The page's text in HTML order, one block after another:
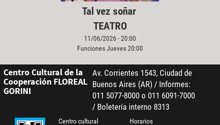
Tal vez soñar
TEATRO
11/06/2026 - 20:00
Funciones Jueves 20:00
Centro Cultural de la
Cooperación FLOREAL
GORINI
Av. Corrientes 1543, Ciudad de
Buenos Aires (AR) / Informes:
011 5077-8000 o 011 6091-7000
/ Boletería interno 8313
Centro cultural
Horarios